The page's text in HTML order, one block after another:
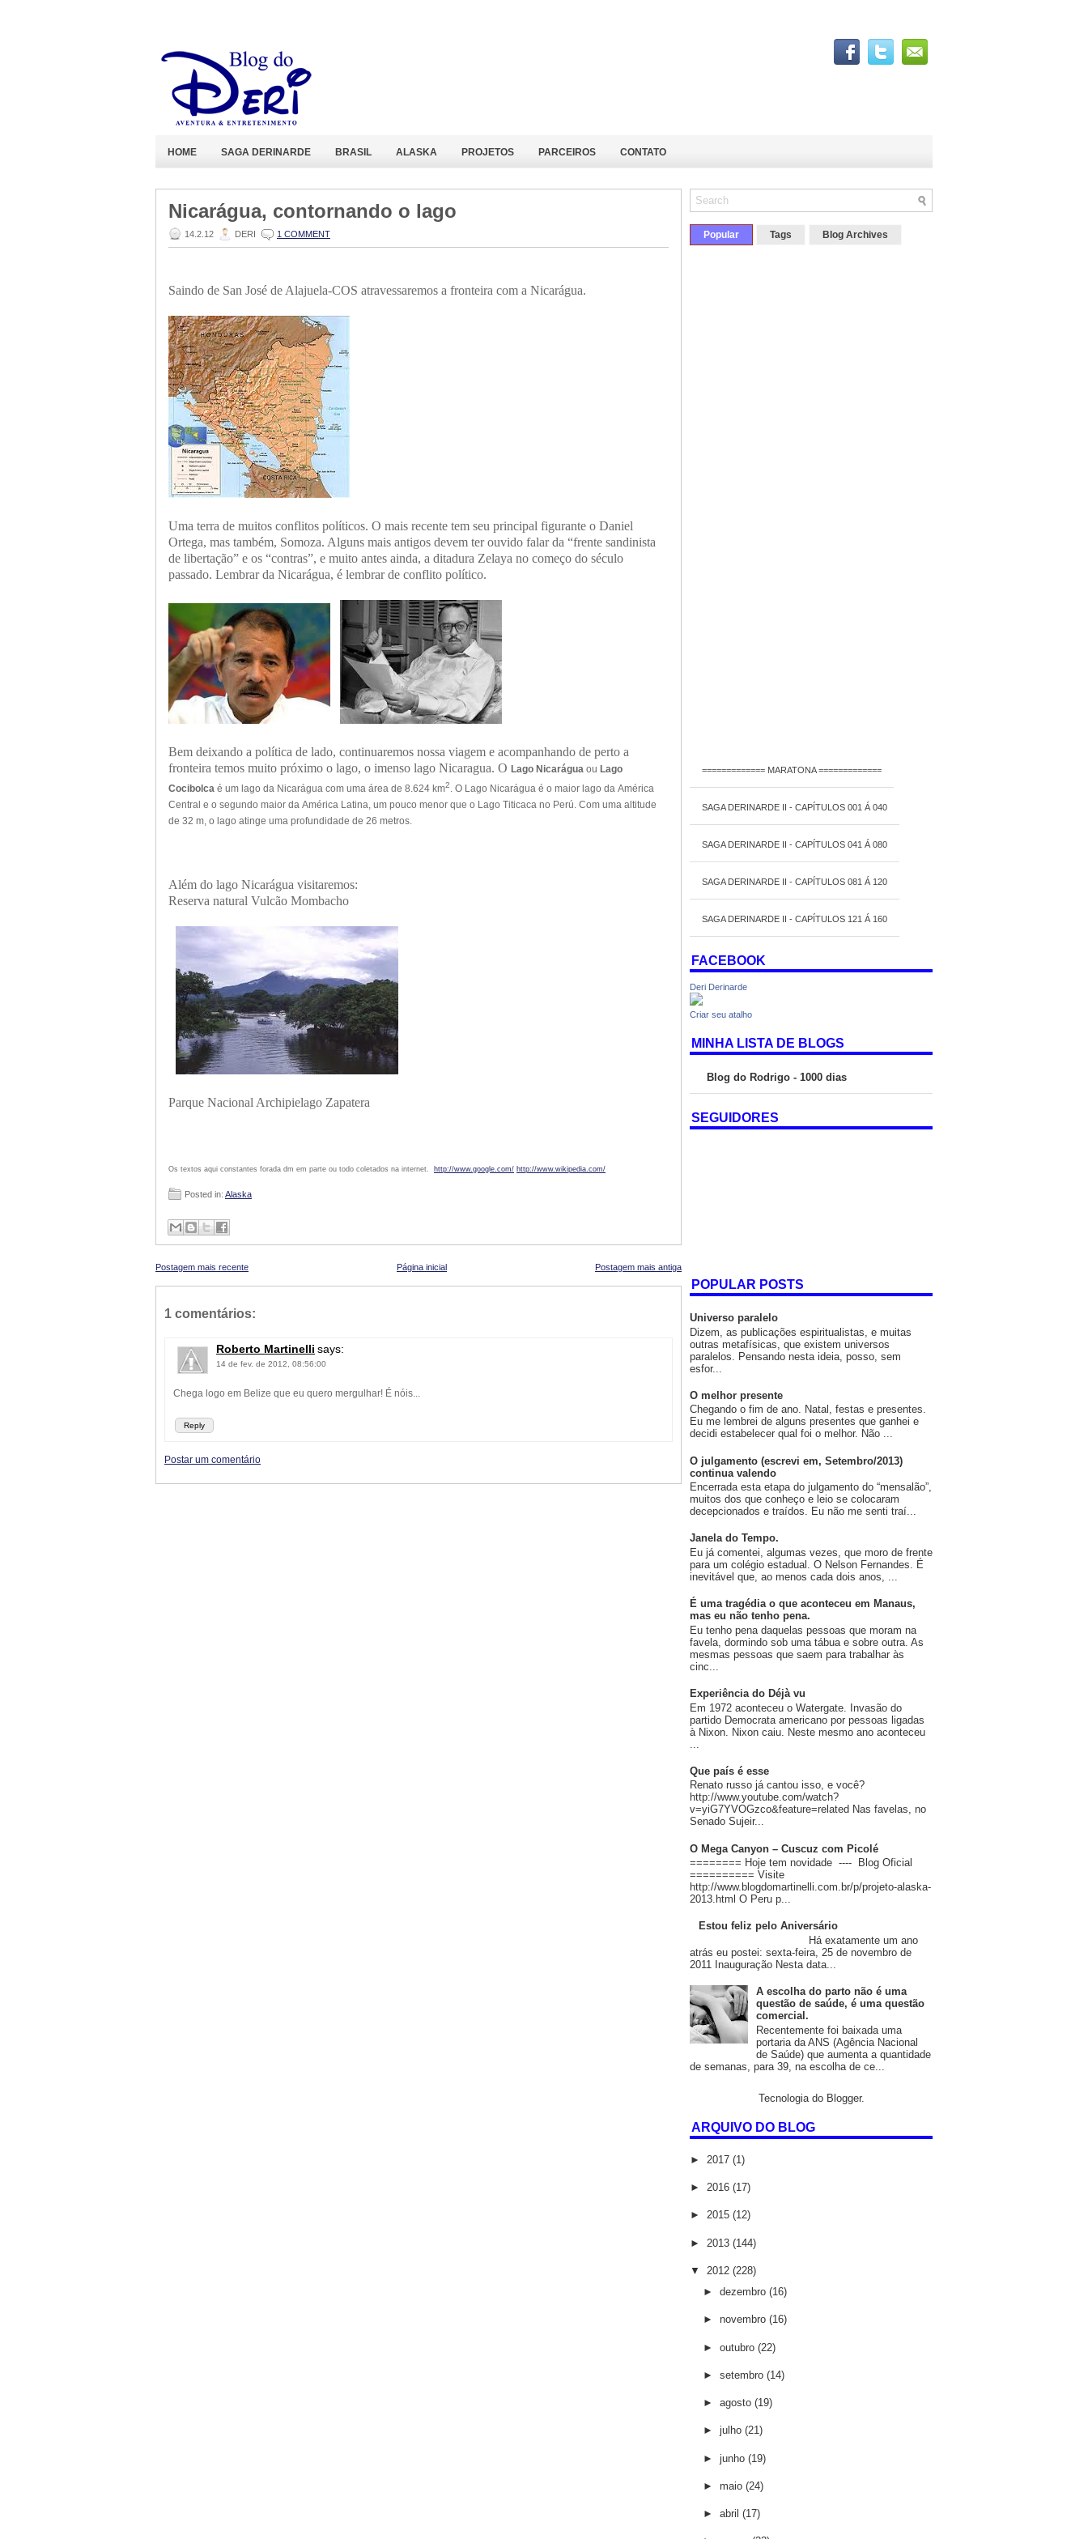
HOME SAGA DERINARDE BRASIL ALASKA PROJETOS PARCEIROS CONTATO
Nicarágua, contornando o lago
14.2.12 DERI 1 COMMENT
Saindo de San José de Alajuela-COS atravessaremos a fronteira com a Nicarágua.
Uma terra de muitos conflitos políticos. O mais recente tem seu principal figurante o Daniel
Ortega, mas também, Somoza. Alguns mais antigos devem ter ouvido falar da “frente sandinista
de libertação” e os “contras”, e muito antes ainda, a ditadura Zelaya no começo do século
passado. Lembrar da Nicarágua, é lembrar de conflito político.
Bem deixando a política de lado, continuaremos nossa viagem e acompanhando de perto a
fronteira temos muito próximo o lago, o imenso lago Nicaragua. O Lago Nicarágua ou Lago
Cocibolca é um lago da Nicarágua com uma área de 8.624 km2. O Lago Nicarágua é o maior lago da América
Central e o segundo maior da América Latina, um pouco menor que o Lago Titicaca no Perú. Com uma altitude
de 32 m, o lago atinge uma profundidade de 26 metros.
Além do lago Nicarágua visitaremos:
Reserva natural Vulcão Mombacho
Parque Nacional Archipielago Zapatera
Os textos aqui constantes forada dm em parte ou todo coletados na internet. http://www.google.com/ http://www.wikipedia.com/
Posted in: Alaska
Postagem mais recente Postagem mais antiga
Página inicial
1 comentários:
Roberto Martinelli says:
14 de fev. de 2012, 08:56:00
Reply
Chega logo em Belize que eu quero mergulhar! É nóis...
Postar um comentário
Popular Tags Blog Archives
============= MARATONA =============
SAGA DERINARDE II - CAPÍTULOS 001 Á 040
SAGA DERINARDE II - CAPÍTULOS 041 Á 080
SAGA DERINARDE II - CAPÍTULOS 081 Á 120
SAGA DERINARDE II - CAPÍTULOS 121 Á 160
FACEBOOK
Deri Derinarde
Criar seu atalho
MINHA LISTA DE BLOGS
Blog do Rodrigo - 1000 dias
SEGUIDORES
POPULAR POSTS
Universo paralelo
Dizem, as publicações espiritualistas, e muitas
outras metafísicas, que existem universos
paralelos. Pensando nesta ideia, posso, sem
esfor...
O melhor presente
Chegando o fim de ano. Natal, festas e presentes.
Eu me lembrei de alguns presentes que ganhei e
decidi estabelecer qual foi o melhor. Não ...
O julgamento (escrevi em, Setembro/2013)
continua valendo
Encerrada esta etapa do julgamento do “mensalão”,
muitos dos que conheço e leio se colocaram
decepcionados e traídos. Eu não me senti traí...
Janela do Tempo.
Eu já comentei, algumas vezes, que moro de frente
para um colégio estadual. O Nelson Fernandes. É
inevitável que, ao menos cada dois anos, ...
É uma tragédia o que aconteceu em Manaus,
mas eu não tenho pena.
Eu tenho pena daquelas pessoas que moram na
favela, dormindo sob uma tábua e sobre outra. As
mesmas pessoas que saem para trabalhar às
cinc...
Experiência do Déjà vu
Em 1972 aconteceu o Watergate. Invasão do
partido Democrata americano por pessoas ligadas
à Nixon. Nixon caiu. Neste mesmo ano aconteceu
Que país é esse
Renato russo já cantou isso, e você?
http://www.youtube.com/watch?
v=yiG7YVOGzco&feature=related Nas favelas, no
Senado Sujeir...
O Mega Canyon – Cuscuz com Picolé
======== Hoje tem novidade ---- Blog Oficial
========== Visite
http://www.blogdomartinelli.com.br/p/projeto-alaska-
2013.html O Peru p...
Estou feliz pelo Aniversário
Há exatamente um ano
atrás eu postei: sexta-feira, 25 de novembro de
2011 Inauguração Nesta data...
A escolha do parto não é uma
questão de saúde, é uma questão
comercial.
Recentemente foi baixada uma
portaria da ANS (Agência Nacional
de Saúde) que aumenta a quantidade
de semanas, para 39, na escolha de ce...
Tecnologia do Blogger.
ARQUIVO DO BLOG
► 2017 (1)
► 2016 (17)
► 2015 (12)
► 2013 (144)
▼ 2012 (228)
► dezembro (16)
► novembro (16)
► outubro (22)
► setembro (14)
► agosto (19)
► julho (21)
► junho (19)
► maio (24)
► abril (17)